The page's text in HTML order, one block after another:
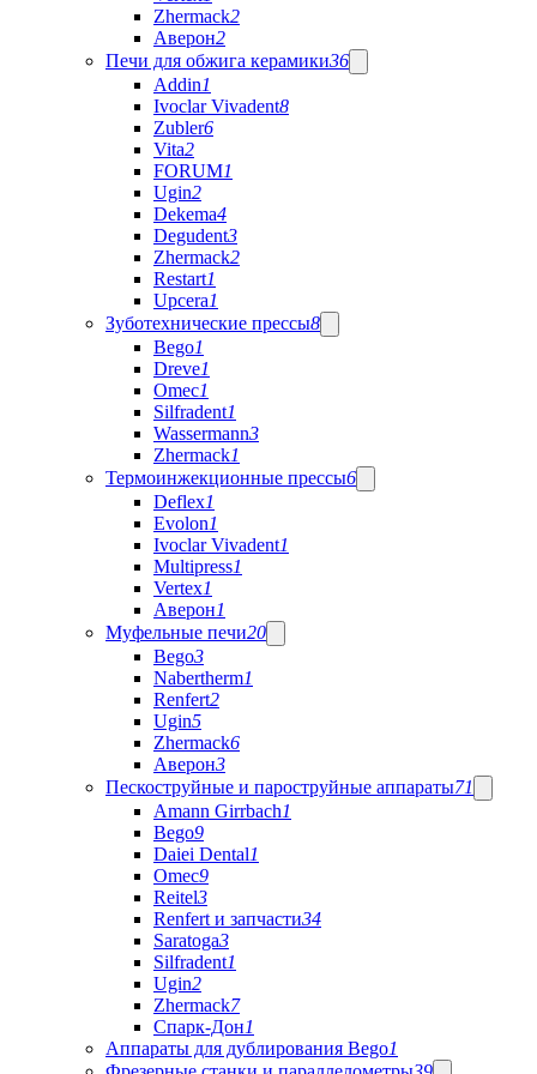
Zhermack2
Аверон2
Печи для обжига керамики36
Addin1
Ivoclar Vivadent8
Zubler6
Vita2
FORUM1
Ugin2
Dekema4
Degudent3
Zhermack2
Restart1
Upcera1
Зуботехнические прессы8
Bego1
Dreve1
Omec1
Silfradent1
Wassermann3
Zhermack1
Термоинжекционные прессы6
Deflex1
Evolon1
Ivoclar Vivadent1
Multipress1
Vertex1
Аверон1
Муфельные печи20
Bego3
Nabertherm1
Renfert2
Ugin5
Zhermack6
Аверон3
Пескоструйные и пароструйные аппараты71
Amann Girrbach1
Bego9
Daiei Dental1
Omec9
Reitel3
Renfert и запчасти34
Saratoga3
Silfradent1
Ugin2
Zhermack7
Спарк-Дон1
Аппараты для дублирования Bego1